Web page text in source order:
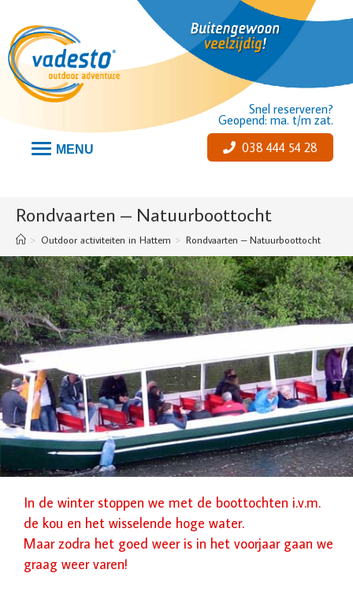
Snel reserveren?
Geopend: ma. t/m zat.
038 444 54 28
MENU
Rondvaarten – Natuurboottocht
> Outdoor activiteiten in Hattem > Rondvaarten – Natuurboottocht
In de winter stoppen we met de boottochten i.v.m.
de kou en het wisselende hoge water.
Maar zodra het goed weer is in het voorjaar gaan we
graag weer varen!